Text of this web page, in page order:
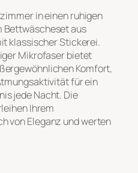
in einen ruhigen
Bettwäscheset aus
klassischer Stickerei.
Mikrofaser bietet
Komfort,
für ein
jede Nacht. Die
Ihrem
von Eleganz und werten